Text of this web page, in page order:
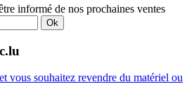
informé de nos prochaines ventes
Ok